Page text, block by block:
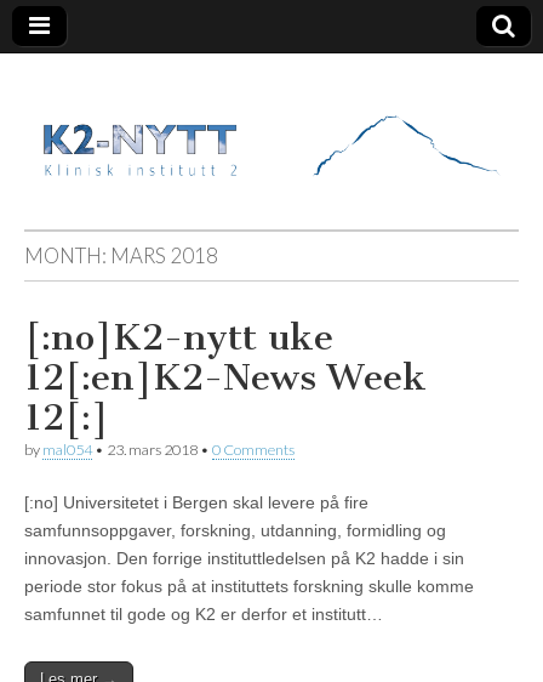
K2 Nytt
MONTH: MARS 2018
[:no]K2-nytt uke
12[:en]K2-News Week
12[:]
by mal054• 23. mars 2018 • 0 Comments
[:no] Universitetet i Bergen skal levere på fire
samfunnsoppgaver, forskning, utdanning, formidling og
innovasjon. Den forrige instituttledelsen på K2 hadde i sin
periode stor fokus på at instituttets forskning skulle komme
samfunnet til gode og K2 er derfor et institutt…